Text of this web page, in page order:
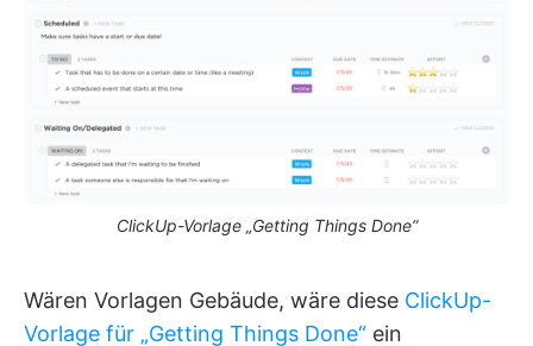
ClickUp-Vorlage „Getting Things Done“
Wären Vorlagen Gebäude, wäre diese ClickUp-
Vorlage für „Getting Things Done“ ein